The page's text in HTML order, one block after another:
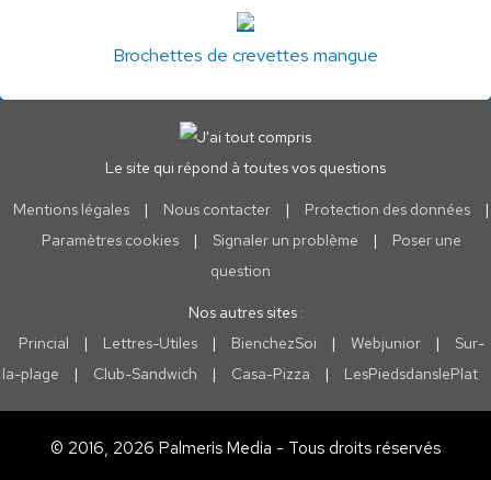
Brochettes de crevettes mangue
Le site qui répond à toutes vos questions
Mentions légales | Nous contacter | Protection des données
|
Paramètres cookies
| Signaler un problème |
Poser une
question
Nos autres sites :
Princial
| Lettres-Utiles | BienchezSoi | Webjunior |
Sur-
la-plage
| Club-Sandwich | Casa-Pizza | LesPiedsdanslePlat
© 2016, 2026 Palmeris Media - Tous droits réservés